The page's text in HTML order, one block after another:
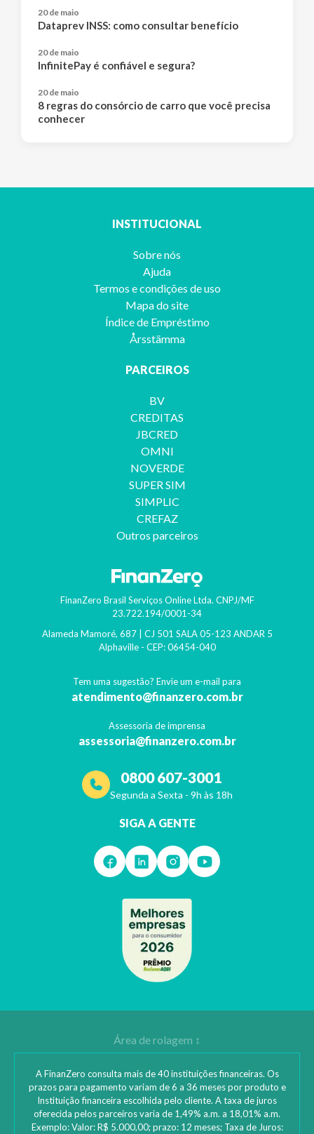
20 de maio
Dataprev INSS: como consultar benefício
20 de maio
InfinitePay é confiável e segura?
20 de maio
8 regras do consórcio de carro que você precisa
conhecer
INSTITUCIONAL
Sobre nós
Ajuda
Termos e condições de uso
Mapa do site
Índice de Empréstimo
Årsstämma
PARCEIROS
BV
CREDITAS
JBCRED
OMNI
NOVERDE
SUPER SIM
SIMPLIC
CREFAZ
Outros parceiros
FinanZero Brasil Serviços Online Ltda. CNPJ/MF
23.722.194/0001-34
Alameda Mamoré, 687 | CJ 501 SALA 05-123 ANDAR 5
Alphaville- CEP: 06454-040
Tem uma sugestão? Envie um e-mail para
atendimento@finanzero.com.br
Assessoria de imprensa
assessoria@finanzero.com.br
0800 607-3001
Segunda a Sexta - 9h às 18h
SIGA A GENTE
A FinanZero consulta mais de 40 instituições financeiras. Os
prazos para pagamento variam de 6 a 36 meses por produto e
Instituição financeira escolhida pelo cliente. A taxa de juros
oferecida pelos parceiros varia de 1,49% a.m. a 18,01% a.m.
Exemplo: Valor: R$ 5.000,00; prazo: 12 meses; Taxa de Juros: